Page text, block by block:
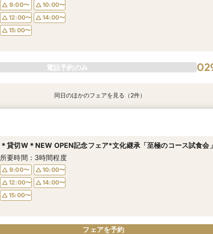
9:00〜
10:00〜
12:00〜
14:00〜
15:00〜
電話予約のみ
9:00〜
10:00〜
11:00〜
15:00〜
16:00〜
9:00〜
10:00〜
11:00〜
15:00〜
16:00〜
同日のほかのフェアを見る（2件）
＊貸切W＊NEW OPEN記念フェア*文化継承「至極のコース試食会
所要時間：3時間程度
9:00〜
10:00〜
12:00〜
14:00〜
15:00〜
フェアを予約